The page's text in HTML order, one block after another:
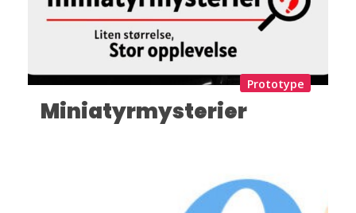
Prototype
Miniatyrmysterier